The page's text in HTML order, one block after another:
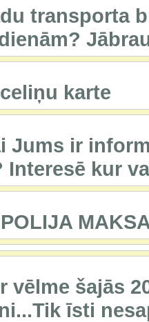
transporta
karte
Jums ir
kur
vēlme šajās
īsti